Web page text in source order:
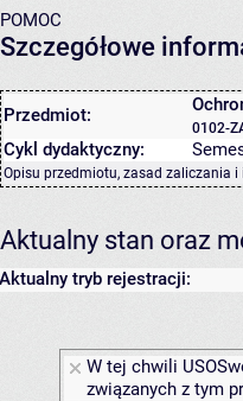
POMOC
Szczegółowe
Przedmiot:
0102-
Cykl dydaktyczny:
Opisu przedmiotu, zasad zaliczania
Aktualny stan oraz
Aktualny tryb rejestracji:
W tej chwili
związanych z tym